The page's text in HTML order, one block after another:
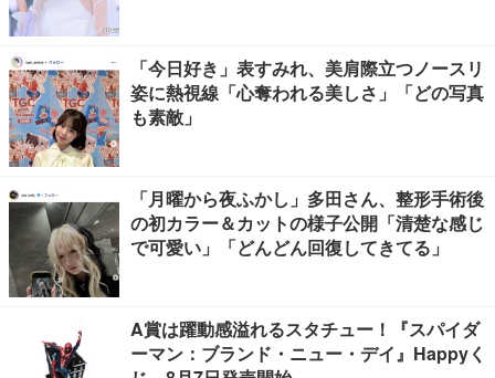
「今日好き」表すみれ、美肩際立つノースリ
姿に熱視線「心奪われる美しさ」「どの写真
も素敵」
「月曜から夜ふかし」多田さん、整形手術後
の初カラー＆カットの様子公開「清楚な感じ
で可愛い」「どんどん回復してきてる」
A賞は躍動感溢れるスタチュー！『スパイダ
ーマン：ブランド・ニュー・デイ』Happyく